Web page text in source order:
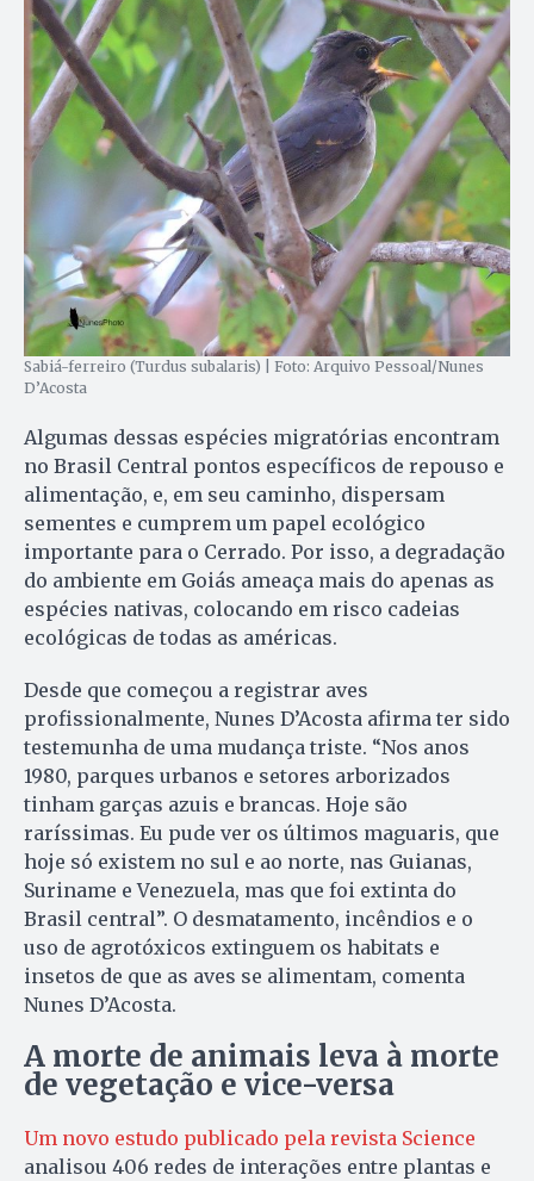
Sabiá-ferreiro (Turdus subalaris) | Foto: Arquivo Pessoal/Nunes
D’Acosta
Algumas dessas espécies migratórias encontram
no Brasil Central pontos específicos de repouso e
alimentação, e, em seu caminho, dispersam
sementes e cumprem um papel ecológico
importante para o Cerrado. Por isso, a degradação
do ambiente em Goiás ameaça mais do apenas as
espécies nativas, colocando em risco cadeias
ecológicas de todas as américas.
Desde que começou a registrar aves
profissionalmente, Nunes D’Acosta afirma ter sido
testemunha de uma mudança triste. “Nos anos
1980, parques urbanos e setores arborizados
tinham garças azuis e brancas. Hoje são
raríssimas. Eu pude ver os últimos maguaris, que
hoje só existem no sul e ao norte, nas Guianas,
Suriname e Venezuela, mas que foi extinta do
Brasil central”. O desmatamento, incêndios e o
uso de agrotóxicos extinguem os habitats e
insetos de que as aves se alimentam, comenta
Nunes D’Acosta.
A morte de animais leva à morte
de vegetação e vice-versa
Um novo estudo publicado pela revista Science
analisou 406 redes de interações entre plantas e